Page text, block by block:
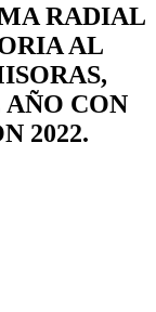
RADIAL
AL
AÑO CON
2022.